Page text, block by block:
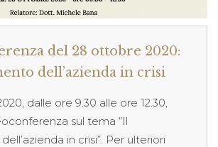
del 28 ottobre 2020:
dell’azienda in crisi
dalle ore 9.30 alle ore 12.30,
sul tema “Il
in crisi”. Per ulteriori